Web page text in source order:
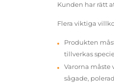
Kunden har rätt
Flera viktiga
Produkten
tillverkas
Varorna måste
sågade,